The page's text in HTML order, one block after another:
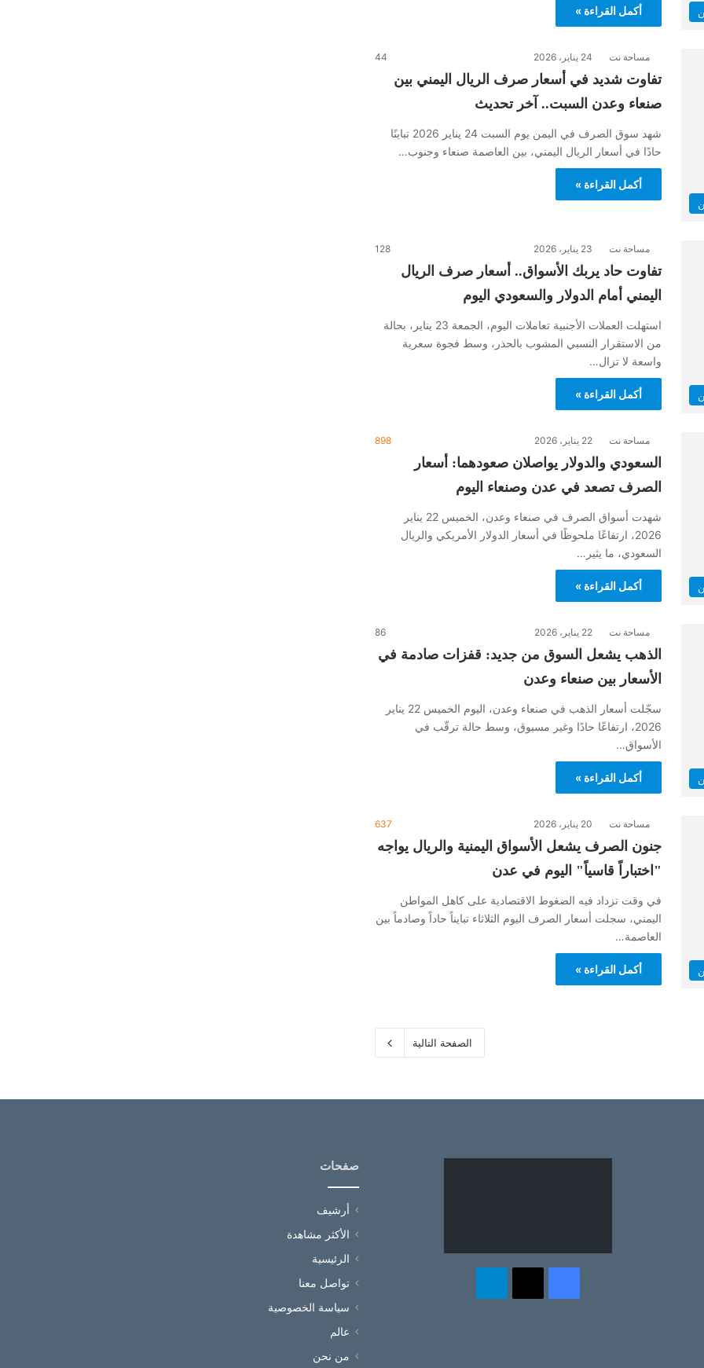
أكمل القراءة »
مساحة نت 24 يناير، 2026 44
تفاوت شديد في أسعار صرف الريال اليمني بين
صنعاء وعدن السبت.. آخر تحديث
شهد سوق الصرف في اليمن يوم السبت 24 يناير 2026 تباينًا
حادًا في أسعار الريال اليمني، بين العاصمة صنعاء وجنوب…
أكمل القراءة »
مساحة نت 23 يناير، 2026 128
تفاوت حاد يربك الأسواق.. أسعار صرف الريال
اليمني أمام الدولار والسعودي اليوم
استهلت العملات الأجنبية تعاملات اليوم، الجمعة 23 يناير، بحالة
من الاستقرار النسبي المشوب بالحذر، وسط فجوة سعرية
واسعة لا تزال…
أكمل القراءة »
مساحة نت 22 يناير، 2026 898
السعودي والدولار يواصلان صعودهما: أسعار
الصرف تصعد في عدن وصنعاء اليوم
شهدت أسواق الصرف في صنعاء وعدن، الخميس 22 يناير
2026، ارتفاعًا ملحوظًا في أسعار الدولار الأمريكي والريال
السعودي، ما يثير…
أكمل القراءة »
مساحة نت 22 يناير، 2026 86
الذهب يشعل السوق من جديد: قفزات صادمة في
الأسعار بين صنعاء وعدن
سجّلت أسعار الذهب في صنعاء وعدن، اليوم الخميس 22 يناير
2026، ارتفاعًا حادًا وغير مسبوق، وسط حالة ترقّب في
الأسواق…
أكمل القراءة »
مساحة نت 20 يناير، 2026 637
جنون الصرف يشعل الأسواق اليمنية والريال يواجه
"اختباراً قاسياً" اليوم في عدن
في وقت تزداد فيه الضغوط الاقتصادية على كاهل المواطن
اليمني، سجلت أسعار الصرف اليوم الثلاثاء تبايناً حاداً وصادماً بين
العاصمة…
أكمل القراءة »
الصفحة التالية
صفحات
أرشيف
الأكثر مشاهدة
الرئيسية
تواصل معنا
سياسة الخصوصية
عالم
من نحن